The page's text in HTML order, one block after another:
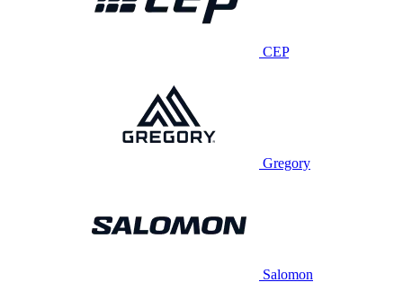
CEP
Gregory
Salomon